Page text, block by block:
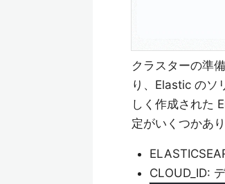
クラスターの準
り、Elastic のソ
しく作成された
定がいくつかあ
CLOUD_ID: